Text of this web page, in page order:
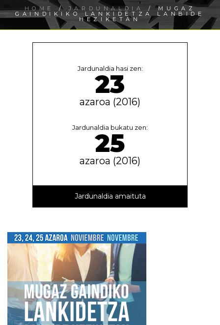
HOME / JARDUNALDIA / MUGAZ
GAINDIKIKO LANKIDETZA LANBIDE
HEZIKETAN
Jardunaldia hasi zen:
23
azaroa (2016)
Jardunaldia bukatu zen:
25
azaroa (2016)
Jardunaldia amaituta